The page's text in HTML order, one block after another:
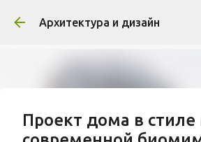
К основному
Архитектура и дизайн
Проект дома в